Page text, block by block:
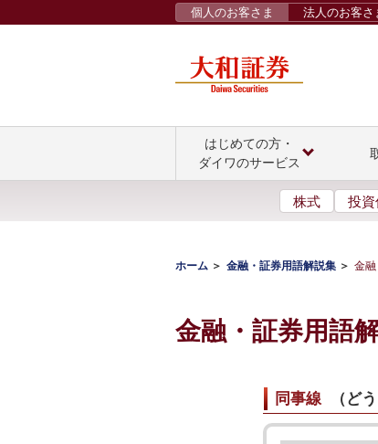
個人のお客さま 法人のお客さ
はじめての方・
ダイワのサービス
株式 投資
ホーム 金融・証券用語解説集 金
金融・証券用語
同事線 （ど